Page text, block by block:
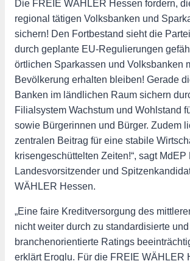
Die FREIE WÄHLER Hessen fordern,
regional tätigen Volksbanken und
sichern! Den Fortbestand sieht die
durch geplante EU-Regulierungen
örtlichen Sparkassen und Volksbanken
Bevölkerung erhalten bleiben! Gerade
Banken im ländlichen Raum sichern
Filialsystem Wachstum und Wohlstand
sowie Bürgerinnen und Bürger. Zudem
zentralen Beitrag für eine stabile
krisengeschüttelten Zeiten!“, sagt
Landesvorsitzender und
WÄHLER Hessen.
„Eine faire Kreditversorgung des
nicht weiter durch zu standardisierte
branchenorientierte Ratings
erklärt Eroglu. Für die FREIE WÄHLER